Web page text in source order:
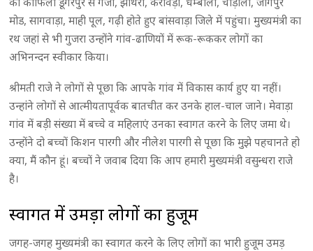
मोड, सागवाड़ा, माही पूल, गढ़ी होते हुए बांसवाड़ा जिले में पहुंचा। मुख्यमंत्री का
रथ जहां से भी गुजरा उन्होंने गांव-ढाणियों में रूक-रूककर लोगों का
अभिनन्दन स्वीकार किया।
श्रीमती राजे ने लोगों से पूछा कि आपके गांव में विकास कार्य हुए या नहीं।
उन्हांंने लोगों से आत्मीयतापूर्वक बातचीत कर उनके हाल-चाल जाने। मेवाड़ा
गांव में बड़ी संख्या में बच्चे व महिलाएं उनका स्वागत करने के लिए जमा थे।
उन्होंने दो बच्चों किशन पारगी और नीलेश पारगी से पूछा कि मुझे पहचानते हो
क्या, मैं कौन हूं। बच्चों ने जवाब दिया कि आप हमारी मुख्यमंत्री वसुन्धरा राजे
है।
स्वागत में उमड़ा लोगों का हुजूम
जगह-जगह मुख्यमंत्री का स्वागत करने के लिए लोगों का भारी हुजूम उमड़